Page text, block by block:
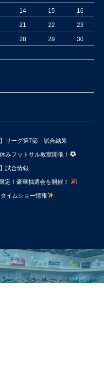
14 15 16
21 22 23
28 29 30
リーグ第7節 試合結果
みフットサル教室開催！
試合情報
！豪華抽選会を開催！
イムショー情報